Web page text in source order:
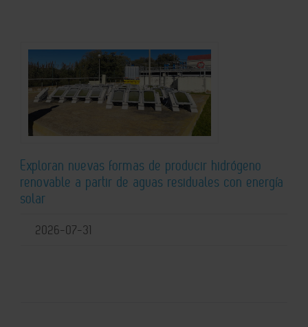
Exploran nuevas formas de producir hidrógeno
renovable a partir de aguas residuales con energía
solar
2026-07-31